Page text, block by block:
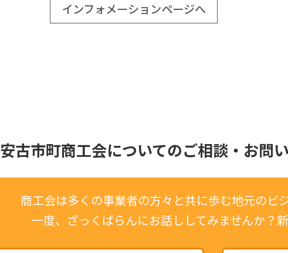
インフォメーションページへ
安古市町商工会についてのご相談・お問
商工会は多くの事業者の方々と共に歩む地元のビ
一度、ざっくばらんにお話ししてみませんか？